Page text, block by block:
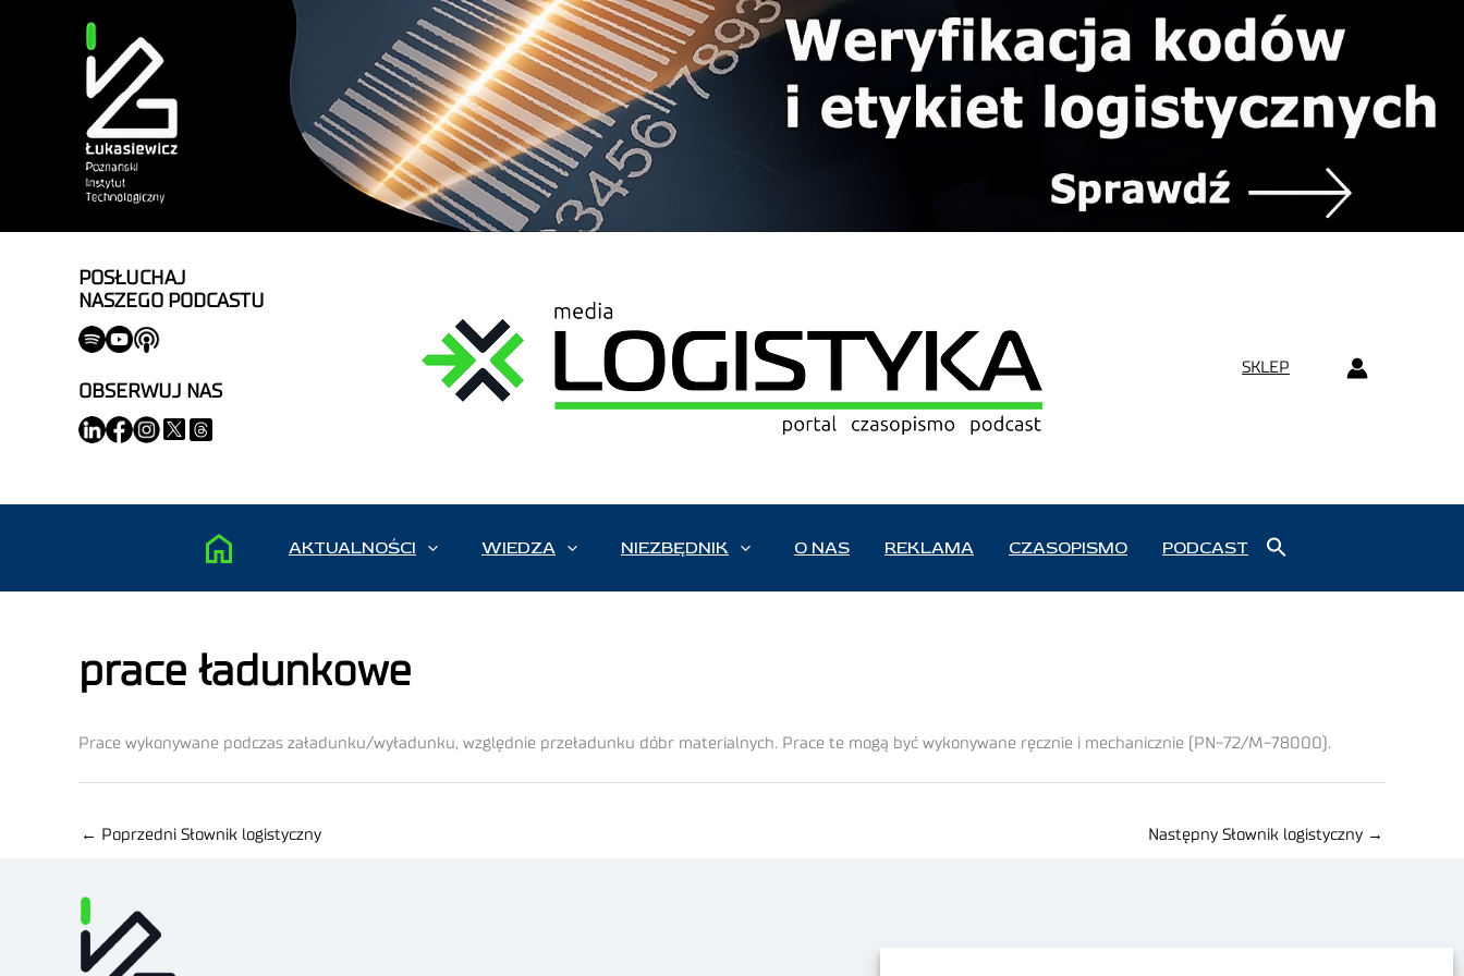
POSŁUCHAJ
NASZEGO PODCASTU
OBSERWUJ NAS
SKLEP
AKTUALNOŚCI WIEDZA NIEZBĘDNIK O NAS REKLAMA CZASOPISMO PODCAST
prace ładunkowe
Prace wykonywane podczas załadunku/wyładunku, względnie przeładunku dóbr materialnych. Prace te mogą być wykonywane ręcznie i mechanicznie (PN-72/M-78000).
← Poprzedni Słownik logistyczny Następny Słownik logistyczny →